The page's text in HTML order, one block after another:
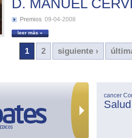
D. MANUEL
Premios 09-04-2008
leer más »
1 2 siguiente ›
cancer
Salud